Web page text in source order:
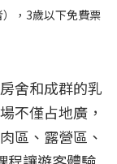
，3歲以下免費票
舍和成群的乳
不僅占地廣，
區、露營區、